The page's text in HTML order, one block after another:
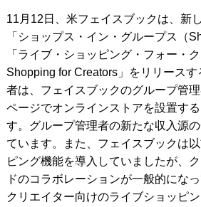
11月12日、米フェイスブックは、新
「ショップス・イン・グループス（
「ライブ・ショッピング・フォー・
Shopping for Creators」をリリース
者は、フェイスブックのグループ管
ページでオンラインストアを設置す
す。グループ管理者の新たな収入源
ています。また、フェイスブックは
ピング機能を導入していましたが、
ドのコラボレーションが一般的にな
クリエイター向けのライブショッピ